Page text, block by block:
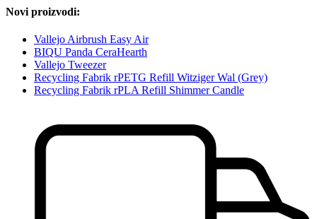
Novi proizvodi:
Vallejo Airbrush Easy Air
BIQU Panda CeraHearth
Vallejo Tweezer
Recycling Fabrik rPETG Refill Witziger Wal (Grey)
Recycling Fabrik rPLA Refill Shimmer Candle